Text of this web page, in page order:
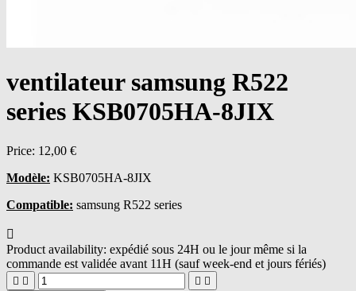
ventilateur samsung R522
series KSB0705HA-8JIX
Price: 12,00 €
Modèle: KSB0705HA-8JIX
Compatible: samsung R522 series

Product availability: expédié sous 24H ou le jour même si la
commande est validée avant 11H (sauf week-end et jours fériés)
   